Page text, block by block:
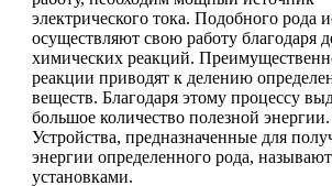
электрического тока. Подобного рода
осуществляют свою работу благодаря
химических реакций.
реакции приводят к делению
веществ. Благодаря этому процессу
большое количество полезной энергии.
Устройства, предназначенные для
энергии определенного рода,
установками.